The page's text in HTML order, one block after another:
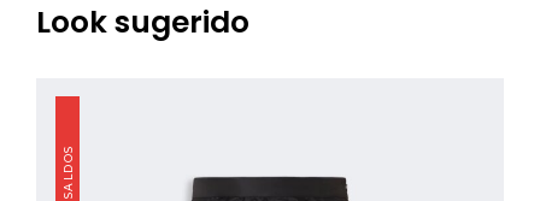
Look sugerido
SALDOS